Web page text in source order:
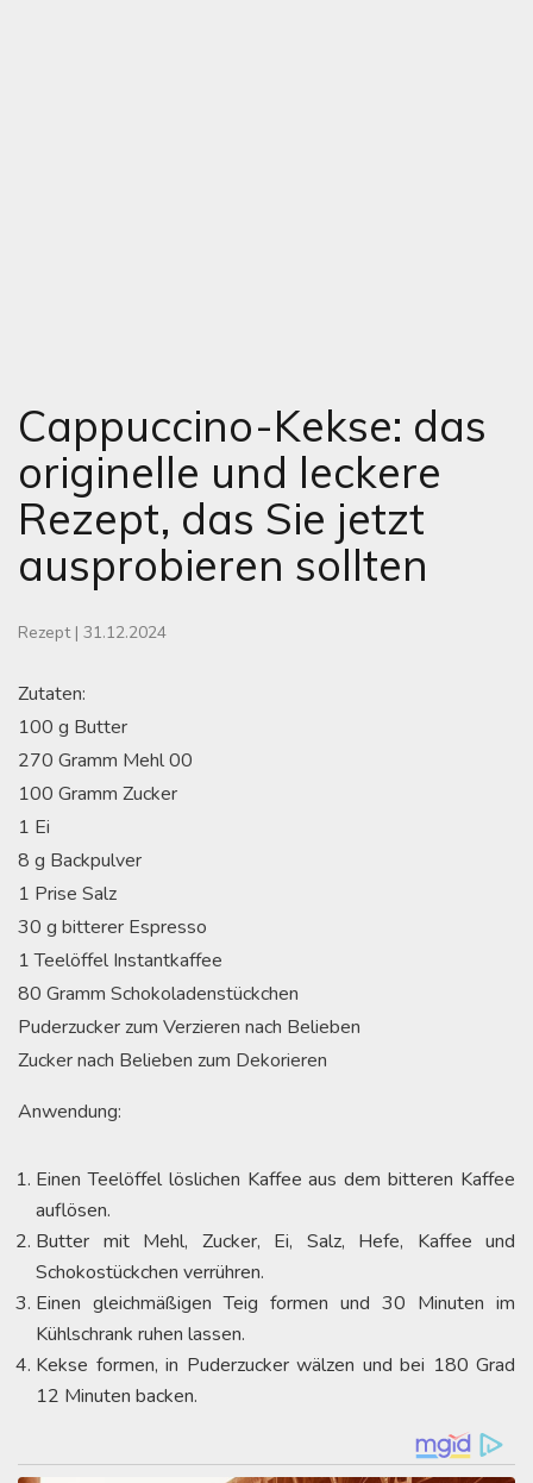
Cappuccino-Kekse: das
originelle und leckere
Rezept, das Sie jetzt
ausprobieren sollten
Rezept | 31.12.2024
Zutaten:
100 g Butter
270 Gramm Mehl 00
100 Gramm Zucker
1 Ei
8 g Backpulver
1 Prise Salz
30 g bitterer Espresso
1 Teelöffel Instantkaffee
80 Gramm Schokoladenstückchen
Puderzucker zum Verzieren nach Belieben
Zucker nach Belieben zum Dekorieren
Anwendung:
Einen Teelöffel löslichen Kaffee aus dem bitteren Kaffee
auflösen.
Butter mit Mehl, Zucker, Ei, Salz, Hefe, Kaffee und
Schokostückchen verrühren.
Einen gleichmäßigen Teig formen und 30 Minuten im
Kühlschrank ruhen lassen.
Kekse formen, in Puderzucker wälzen und bei 180 Grad
12 Minuten backen.